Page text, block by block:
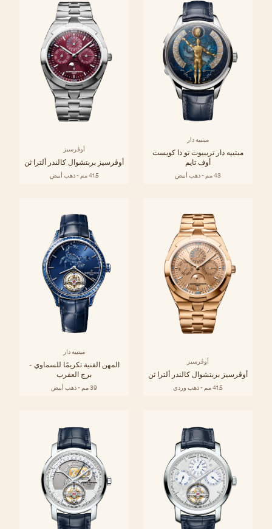
ميتييه دار
ميتييه دار تريبيوت تو ذا كويست
أوف تايم
43 مم - ذهب أبيض
أوڤرسيز
أوڤرسيز بربتشوال كالندر ألترا ثن
41.5 مم - ذهب أبيض
أوڤرسيز
أوڤرسيز بربتشوال كالندر ألترا ثن
41.5 مم - ذهب وردي
ميتييه دار
المهن الفنية تكريمًا للسماوي -
برج العقرب
39 مم - ذهب أبيض